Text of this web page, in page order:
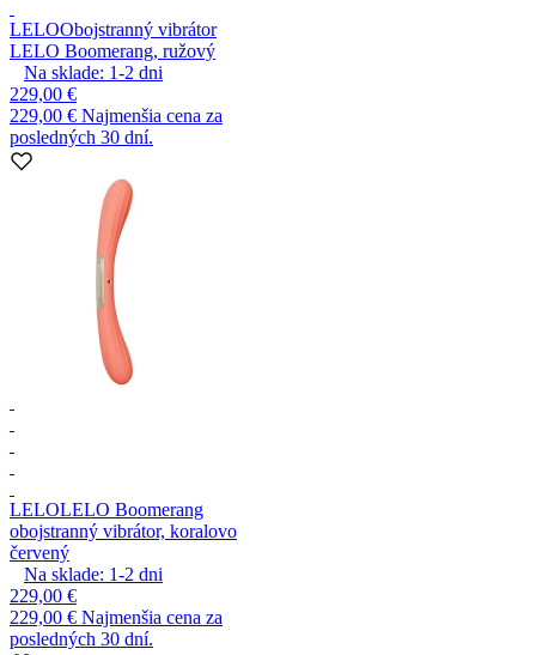
LELOObojstranný vibrátor
LELO Boomerang, ružový
Na sklade: 1-2 dni
229,00 €
229,00 € Najmenšia cena za
posledných 30 dní.
LELOLELO Boomerang
obojstranný vibrátor, koralovo
červený
Na sklade: 1-2 dni
229,00 €
229,00 € Najmenšia cena za
posledných 30 dní.